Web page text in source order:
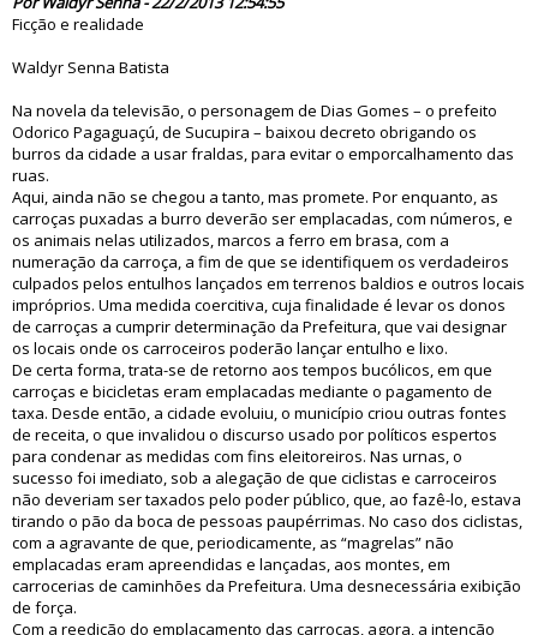
Ficção e realidade
Waldyr Senna Batista
Na novela da televisão, o personagem de Dias Gomes – o prefeito
Odorico Pagaguaçú, de Sucupira – baixou decreto obrigando os
burros da cidade a usar fraldas, para evitar o emporcalhamento das
ruas.
Aqui, ainda não se chegou a tanto, mas promete. Por enquanto, as
carroças puxadas a burro deverão ser emplacadas, com números, e
os animais nelas utilizados, marcos a ferro em brasa, com a
numeração da carroça, a fim de que se identifiquem os verdadeiros
culpados pelos entulhos lançados em terrenos baldios e outros locais
impróprios. Uma medida coercitiva, cuja finalidade é levar os donos
de carroças a cumprir determinação da Prefeitura, que vai designar
os locais onde os carroceiros poderão lançar entulho e lixo.
De certa forma, trata-se de retorno aos tempos bucólicos, em que
carroças e bicicletas eram emplacadas mediante o pagamento de
taxa. Desde então, a cidade evoluiu, o município criou outras fontes
de receita, o que invalidou o discurso usado por políticos espertos
para condenar as medidas com fins eleitoreiros. Nas urnas, o
sucesso foi imediato, sob a alegação de que ciclistas e carroceiros
não deveriam ser taxados pelo poder público, que, ao fazê-lo, estava
tirando o pão da boca de pessoas paupérrimas. No caso dos ciclistas,
com a agravante de que, periodicamente, as “magrelas” não
emplacadas eram apreendidas e lançadas, aos montes, em
carrocerias de caminhões da Prefeitura. Uma desnecessária exibição
de força.
Com a reedição do emplacamento das carroças, agora, a intenção